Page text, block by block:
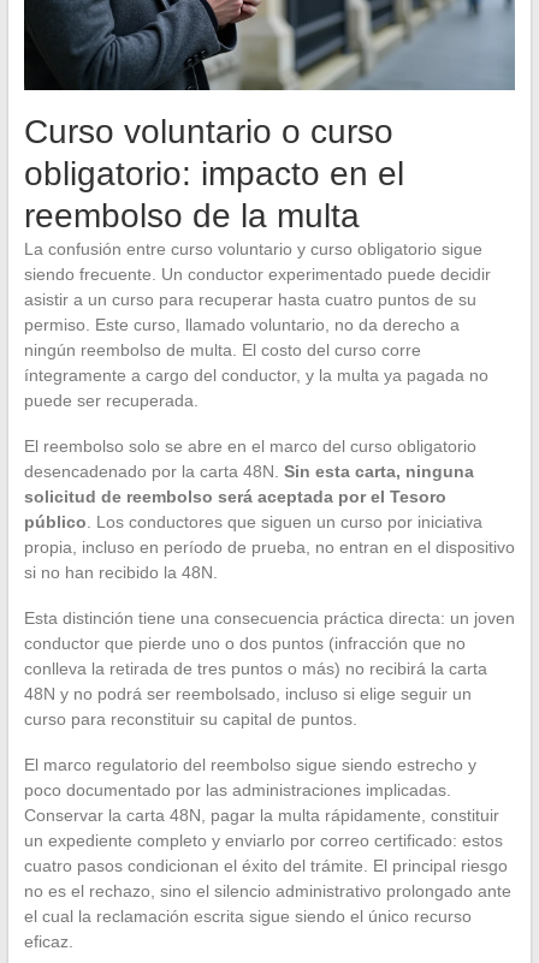
Curso voluntario o curso
obligatorio: impacto en el
reembolso de la multa
La confusión entre curso voluntario y curso obligatorio sigue
siendo frecuente. Un conductor experimentado puede decidir
asistir a un curso para recuperar hasta cuatro puntos de su
permiso. Este curso, llamado voluntario, no da derecho a
ningún reembolso de multa. El costo del curso corre
íntegramente a cargo del conductor, y la multa ya pagada no
puede ser recuperada.
El reembolso solo se abre en el marco del curso obligatorio
desencadenado por la carta 48N. Sin esta carta, ninguna
solicitud de reembolso será aceptada por el Tesoro
público. Los conductores que siguen un curso por iniciativa
propia, incluso en período de prueba, no entran en el dispositivo
si no han recibido la 48N.
Esta distinción tiene una consecuencia práctica directa: un joven
conductor que pierde uno o dos puntos (infracción que no
conlleva la retirada de tres puntos o más) no recibirá la carta
48N y no podrá ser reembolsado, incluso si elige seguir un
curso para reconstituir su capital de puntos.
El marco regulatorio del reembolso sigue siendo estrecho y
poco documentado por las administraciones implicadas.
Conservar la carta 48N, pagar la multa rápidamente, constituir
un expediente completo y enviarlo por correo certificado: estos
cuatro pasos condicionan el éxito del trámite. El principal riesgo
no es el rechazo, sino el silencio administrativo prolongado ante
el cual la reclamación escrita sigue siendo el único recurso
eficaz.